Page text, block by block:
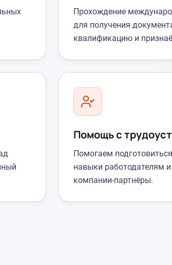
Прохождение
для получения
квалификацию и
Помощь с
Помогаем
навыки работодателям
компании-партнёры.